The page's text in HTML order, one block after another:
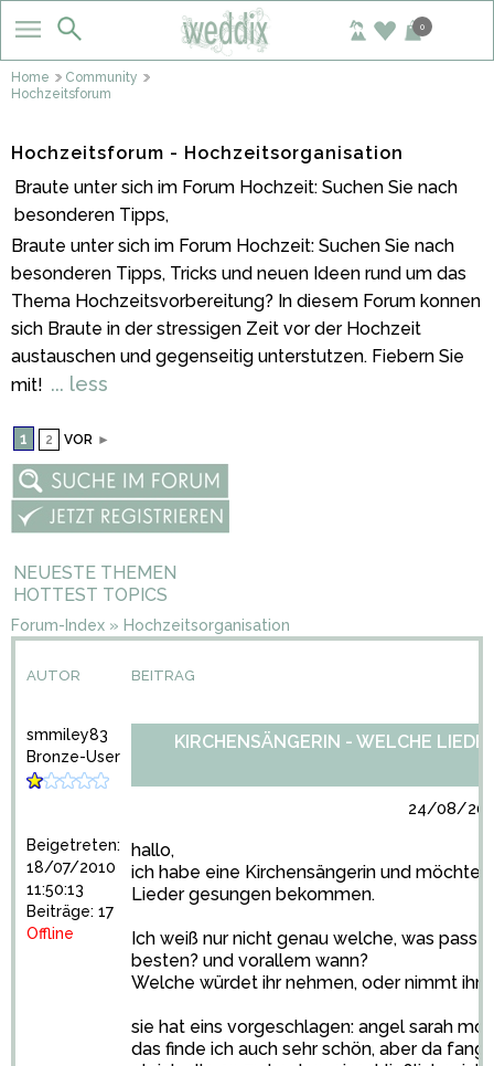
0
Home
Community
Hochzeitsforum
Hochzeitsforum - Hochzeitsorganisation
Braute unter sich im Forum Hochzeit: Suchen Sie nach
besonderen Tipps,
Braute unter sich im Forum Hochzeit: Suchen Sie nach
besonderen Tipps, Tricks und neuen Ideen rund um das
Thema Hochzeitsvorbereitung? In diesem Forum konnen
sich Braute in der stressigen Zeit vor der Hochzeit
austauschen und gegenseitig unterstutzen. Fiebern Sie
mit! ... less
1 2 VOR ►
NEUESTE THEMEN
HOTTEST TOPICS
Forum-Index » Hochzeitsorganisation
AUTOR BEITRAG
smmiley83
Bronze-User
Beigetreten:
18/07/2010
11:50:13
Beiträge: 17
Offline
KIRCHENSÄNGERIN - WELCHE
24/08/
hallo,
ich habe eine Kirchensängerin und möchte
Lieder gesungen bekommen.
Ich weiß nur nicht genau welche, was passt
besten? und vorallem wann?
Welche würdet ihr nehmen, oder nimmt ihr?
sie hat eins vorgeschlagen: angel sarah
das finde ich auch sehr schön, aber da